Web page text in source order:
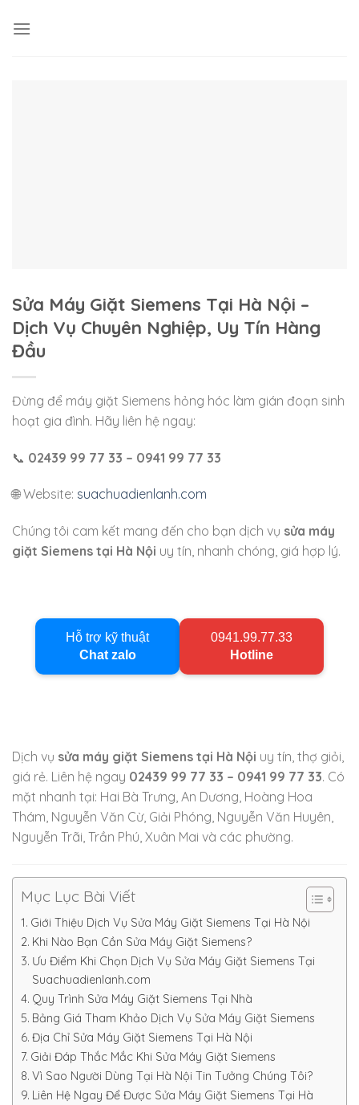
Sửa Máy Giặt Siemens Tại Hà Nội –
Dịch Vụ Chuyên Nghiệp, Uy Tín Hàng
Đầu
Đừng để máy giặt Siemens hỏng hóc làm gián đoạn sinh
hoạt gia đình. Hãy liên hệ ngay:
📞 02439 99 77 33 – 0941 99 77 33
🌐 Website: suachuadienlanh.com
Chúng tôi cam kết mang đến cho bạn dịch vụ sửa máy
giặt Siemens tại Hà Nội uy tín, nhanh chóng, giá hợp lý.
Hỗ trợ kỹ thuật
Chat zalo
0941.99.77.33
Hotline
Dịch vụ sửa máy giặt Siemens tại Hà Nội uy tín, thợ giỏi,
giá rẻ. Liên hệ ngay 02439 99 77 33 – 0941 99 77 33. Có
mặt nhanh tại: Hai Bà Trưng, An Dương, Hoàng Hoa
Thám, Nguyễn Văn Cừ, Giải Phóng, Nguyễn Văn Huyên,
Nguyễn Trãi, Trần Phú, Xuân Mai và các phường.
Mục Lục Bài Viết
Giới Thiệu Dịch Vụ Sửa Máy Giặt Siemens Tại Hà Nội
Khi Nào Bạn Cần Sửa Máy Giặt Siemens?
Ưu Điểm Khi Chọn Dịch Vụ Sửa Máy Giặt Siemens Tại
Suachuadienlanh.com
Quy Trình Sửa Máy Giặt Siemens Tại Nhà
Bảng Giá Tham Khảo Dịch Vụ Sửa Máy Giặt Siemens
Địa Chỉ Sửa Máy Giặt Siemens Tại Hà Nội
Giải Đáp Thắc Mắc Khi Sửa Máy Giặt Siemens
Vì Sao Người Dùng Tại Hà Nội Tin Tưởng Chúng Tôi?
Liên Hệ Ngay Để Được Sửa Máy Giặt Siemens Tại Hà